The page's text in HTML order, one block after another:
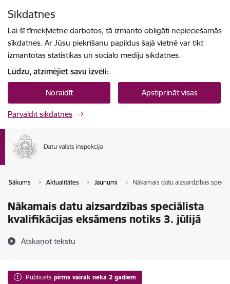
Sīkdatnes
Lai šī tīmekļvietne darbotos, tā izmanto obligāti nepieciešamās
sīkdatnes. Ar Jūsu piekrišanu papildus šajā vietnē var tikt
izmantotas statistikas un sociālo mediju sīkdatnes.
Lūdzu, atzīmējiet savu izvēli:
Noraidīt Apstiprināt visas
Pārvaldīt sīkdatnes
Sākums Aktualitātes Jaunumi Nākamais datu aizsardzības
Nākamais datu aizsardzības speciālista
kvalifikācijas eksāmens notiks 3. jūlijā
Atskaņot tekstu
Publicēts pirms vairāk nekā 2 gadiem